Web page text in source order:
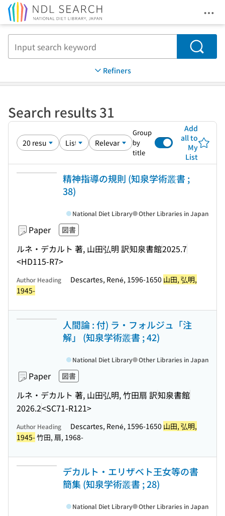
Search
Refiners
Search results 31
Group
by
title
Add
all to
My
List
精神指導の規則 (知泉学術叢書 ;
38)
Paper 図書
ルネ・デカルト 著, 山田弘明 訳知泉書館2025.7
<HD115-R7>
National Diet Library Other Libraries in Japan
Author Heading Descartes, René, 1596-1650 山田, 弘明,
1945-
人間論 : 付) ラ・フォルジュ「注
解」 (知泉学術叢書 ; 42)
Paper 図書
ルネ・デカルト 著, 山田弘明, 竹田扇 訳知泉書館
2026.2<SC71-R121>
National Diet Library Other Libraries in Japan
Author Heading Descartes, René, 1596-1650 山田, 弘明,
1945-竹田, 扇, 1968-
デカルト・エリザベト王女等の書
簡集 (知泉学術叢書 ; 28)
National Diet Library Other Libraries in Japan